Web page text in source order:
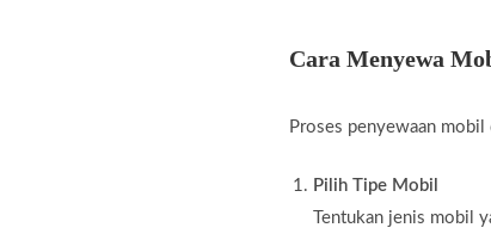
Cara Menyewa
Proses penyewaan
Pilih Tipe Mobil
Tentukan jenis mobil